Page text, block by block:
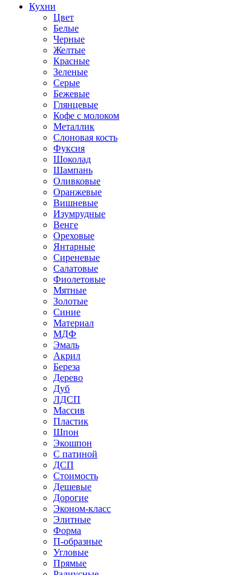
Кухни
Цвет
Белые
Черные
Желтые
Красные
Зеленые
Серые
Бежевые
Глянцевые
Кофе с молоком
Металлик
Слоновая кость
Фуксия
Шоколад
Шампань
Оливковые
Оранжевые
Вишневые
Изумрудные
Венге
Ореховые
Янтарные
Сиреневые
Салатовые
Фиолетовые
Мятные
Золотые
Синие
Материал
МДФ
Эмаль
Акрил
Береза
Дерево
Дуб
ЛДСП
Массив
Пластик
Шпон
Экошпон
С патиной
ДСП
Стоимость
Дешевые
Дорогие
Эконом-класс
Элитные
Форма
П-образные
Угловые
Прямые